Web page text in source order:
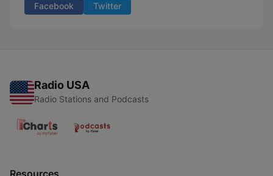
Facebook Twitter
Radio USA
Radio Stations and Podcasts
Resources